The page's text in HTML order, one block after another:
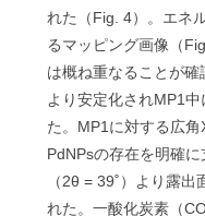
れた（Fig. 4）。エネ
るマッピング画像（
は概ね重なることが
より安定化されMP1
た。MP1に対する広
PdNPsの存在を明確
（2θ = 39˚）より露
れた。一酸化炭素（